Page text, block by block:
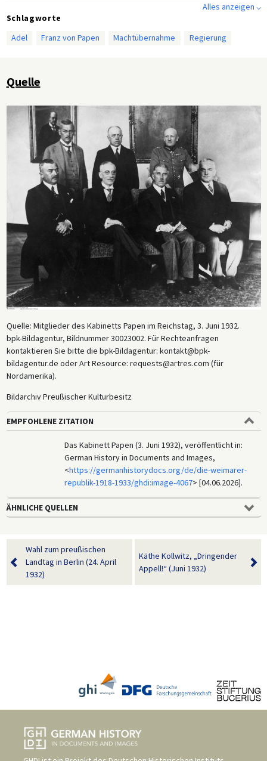
Reichskanzler Franz von Papen, Konstantin von Neurath (Auswärtiges).
Stehend v.l.n.r.: Franz Gürtner (Justiz), Hermann Warmbold (Wirtschaft),
Alles anzeigen ⌵
Schlagworte
Adel
Franz von Papen Machtübernahme Regierung
Quelle
Quelle: Mitglieder des Kabinetts Papen im Reichstag, 3. Juni 1932.
bpk-Bildagentur, Bildnummer 30023002. Für Rechteanfragen
kontaktieren Sie bitte die bpk-Bildagentur: kontakt@bpk-
bildagentur.de oder Art Resource: requests@artres.com (für
Nordamerika).
Bildarchiv Preußischer Kulturbesitz
EMPFOHLENE ZITATION
Das Kabinett Papen (3. Juni 1932), veröffentlicht in:
German History in Documents and Images,
<https://germanhistorydocs.org/de/die-weimarer-
republik-1918-1933/ghdi:image-4067> [04.06.2026].
ÄHNLICHE QUELLEN
Wahl zum preußischen
Landtag in Berlin (24. April
1932)
Käthe Kollwitz, „Dringender
Appell!“ (Juni 1932)